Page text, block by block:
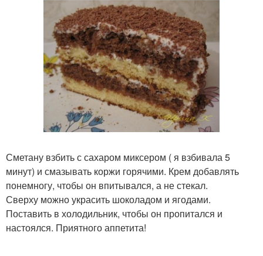
Сметану взбить с сахаром миксером ( я взбивала 5
минут) и смазывать коржи горячими. Крем добавлять
понемногу, чтобы он впитывался, а не стекал.
Сверху можно украсить шоколадом и ягодами.
Поставить в холодильник, чтобы он пропитался и
настоялся. Приятного аппетита!